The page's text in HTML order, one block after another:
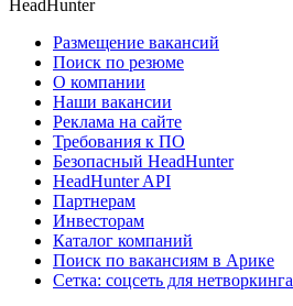
HeadHunter
Размещение вакансий
Поиск по резюме
О компании
Наши вакансии
Реклама на сайте
Требования к ПО
Безопасный HeadHunter
HeadHunter API
Партнерам
Инвесторам
Каталог компаний
Поиск по вакансиям в Арике
Сетка: соцсеть для нетворкинга